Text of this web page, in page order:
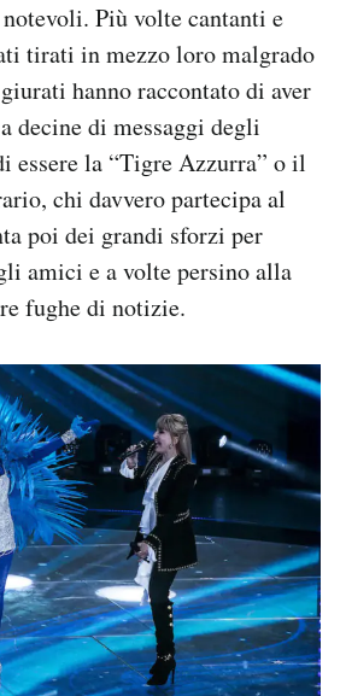
Più volte cantanti e
tirati in mezzo loro malgrado
hanno raccontato di aver
decine di messaggi degli
essere la “Tigre Azzurra” o il
chi davvero partecipa al
poi dei grandi sforzi per
amici e a volte persino alla
fughe di notizie.